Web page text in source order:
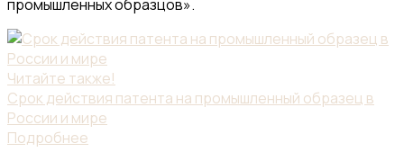
промышленных образцов».
Читайте также!
Срок действия патента на промышленный образец в
России и мире
Подробнее